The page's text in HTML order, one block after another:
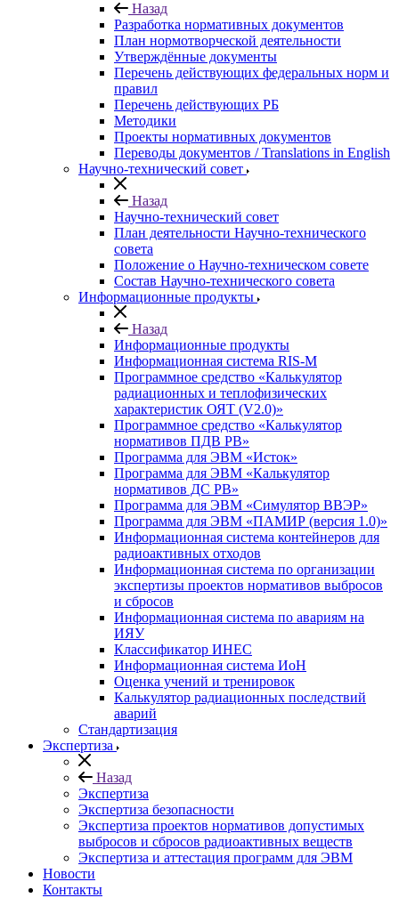
Назад
Разработка нормативных документов
План нормотворческой деятельности
Утверждённые документы
Перечень действующих федеральных норм и
правил
Перечень действующих РБ
Методики
Проекты нормативных документов
Переводы документов / Translations in English
Научно-технический совет
Назад
Научно-технический совет
План деятельности Научно-технического
совета
Положение о Научно-техническом совете
Состав Научно-технического совета
Информационные продукты
Назад
Информационные продукты
Информационная система RIS-M
Программное средство «Калькулятор
радиационных и теплофизических
характеристик ОЯТ (V2.0)»
Программное средство «Калькулятор
нормативов ПДВ РВ»
Программа для ЭВМ «Исток»
Программа для ЭВМ «Калькулятор
нормативов ДС РВ»
Программа для ЭВМ «Симулятор ВВЭР»
Программа для ЭВМ «ПАМИР (версия 1.0)»
Информационная система контейнеров для
радиоактивных отходов
Информационная система по организации
экспертизы проектов нормативов выбросов
и сбросов
Информационная система по авариям на
ИЯУ
Классификатор ИНЕС
Информационная система ИоН
Оценка учений и тренировок
Калькулятор радиационных последствий
аварий
Стандартизация
Экспертиза
Назад
Экспертиза
Экспертиза безопасности
Экспертиза проектов нормативов допустимых
выбросов и сбросов радиоактивных веществ
Экспертиза и аттестация программ для ЭВМ
Новости
Контакты